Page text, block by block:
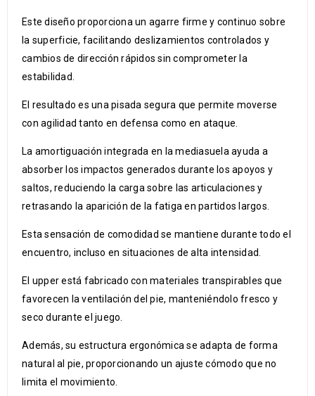
Este diseño proporciona un agarre firme y continuo sobre
la superficie, facilitando deslizamientos controlados y
cambios de dirección rápidos sin comprometer la
estabilidad.
El resultado es una pisada segura que permite moverse
con agilidad tanto en defensa como en ataque.
La amortiguación integrada en la mediasuela ayuda a
absorber los impactos generados durante los apoyos y
saltos, reduciendo la carga sobre las articulaciones y
retrasando la aparición de la fatiga en partidos largos.
Esta sensación de comodidad se mantiene durante todo el
encuentro, incluso en situaciones de alta intensidad.
El upper está fabricado con materiales transpirables que
favorecen la ventilación del pie, manteniéndolo fresco y
seco durante el juego.
Además, su estructura ergonómica se adapta de forma
natural al pie, proporcionando un ajuste cómodo que no
limita el movimiento.